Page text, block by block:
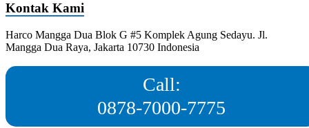
Kontak Kami
Harco Mangga Dua Blok G #5 Komplek Agung Sedayu. Jl.
Mangga Dua Raya, Jakarta 10730 Indonesia
Call:
0878-7000-7775